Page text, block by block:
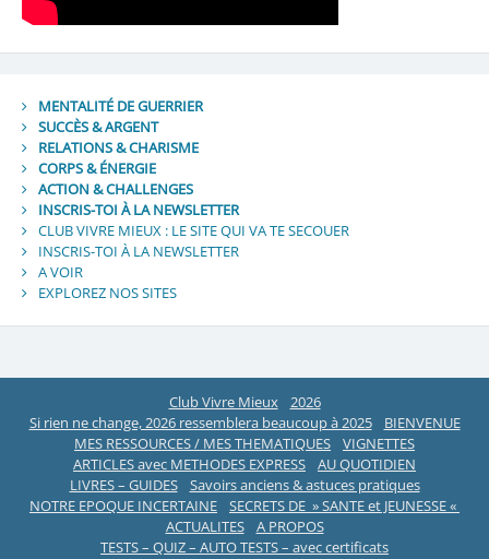
MENTALITÉ DE GUERRIER
SUCCÈS & ARGENT
RELATIONS & CHARISME
CORPS & ÉNERGIE
ACTION & CHALLENGES
INSCRIS-TOI À LA NEWSLETTER
CLUB VIVRE MIEUX : LE SITE QUI VA TE SECOUER
INSCRIS-TOI À LA NEWSLETTER
A VOIR
EXPLOREZ NOS SITES
Club Vivre Mieux
2026
Si rien ne change, 2026 ressemblera beaucoup à 2025
BIENVENUE
MES RESSOURCES / MES THEMATIQUES
VIGNETTES
ARTICLES avec METHODES EXPRESS
AU QUOTIDIEN
LIVRES – GUIDES
Savoirs anciens & astuces pratiques
NOTRE EPOQUE INCERTAINE
SECRETS DE » SANTE et JEUNESSE «
ACTUALITES
A PROPOS
TESTS – QUIZ – AUTO TESTS – avec certificats